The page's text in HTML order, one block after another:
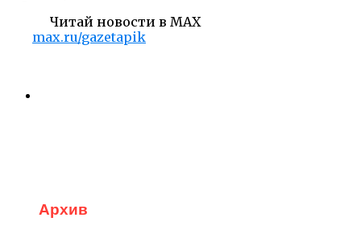
Читай новости в MAX
max.ru/gazetapik
Архив